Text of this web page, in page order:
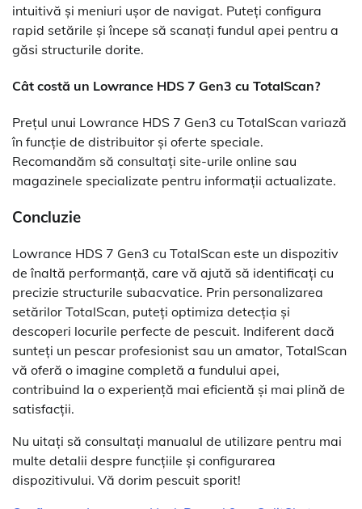
intuitivă și meniuri ușor de navigat. Puteți configura
rapid setările și începe să scanați fundul apei pentru a
găsi structurile dorite.
Cât costă un Lowrance HDS 7 Gen3 cu TotalScan?
Prețul unui Lowrance HDS 7 Gen3 cu TotalScan variază
în funcție de distribuitor și oferte speciale.
Recomandăm să consultați site-urile online sau
magazinele specializate pentru informații actualizate.
Concluzie
Lowrance HDS 7 Gen3 cu TotalScan este un dispozitiv
de înaltă performanță, care vă ajută să identificați cu
precizie structurile subacvatice. Prin personalizarea
setărilor TotalScan, puteți optimiza detecția și
descoperi locurile perfecte de pescuit. Indiferent dacă
sunteți un pescar profesionist sau un amator, TotalScan
vă oferă o imagine completă a fundului apei,
contribuind la o experiență mai eficientă și mai plină de
satisfacții.
Nu uitați să consultați manualul de utilizare pentru mai
multe detalii despre funcțiile și configurarea
dispozitivului. Vă dorim pescuit sporit!